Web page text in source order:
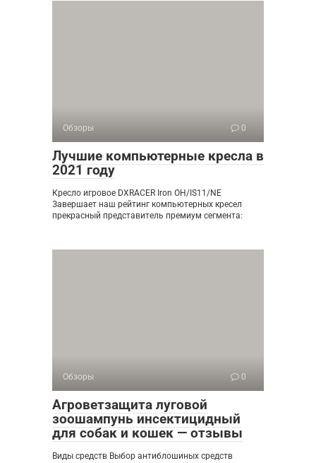
Обзоры 0
Лучшие компьютерные кресла в
2021 году
Кресло игровое DXRACER Iron OH/IS11/NE
Завершает наш рейтинг компьютерных кресел
прекрасный представитель премиум сегмента:
Обзоры 0
Агроветзащита луговой
зоошампунь инсектицидный
для собак и кошек — отзывы
Виды средств Выбор антиблошиных средств